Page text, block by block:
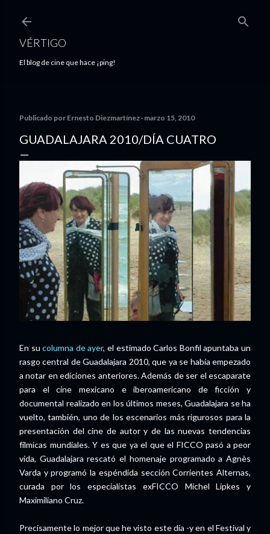
VÉRTIGO
El blog de cine que hace ¡ping!
Publicado por Ernesto Diezmartínez marzo 15, 2010
GUADALAJARA 2010/DÍA CUATRO
En sucolumna de ayer, el estimado Carlos Bonfil apuntaba un
rasgo central de Guadalajara 2010, que ya se había empezado
a notar en ediciones anteriores. Además de ser el escaparate
para el cine mexicano e iberoamericano de ficción y
documental realizado en los últimos meses, Guadalajara se ha
vuelto, también, uno de los escenarios más rigurosos para la
presentación del cine de autor y de las nuevas tendencias
fílmicas mundiales. Y es que ya el que el FICCO pasó a peor
vida, Guadalajara rescató el homenaje programado a Agnès
Varda y programó la espéndida sección Corrientes Alternas,
curada por los especialistas exFICCO Michel Lipkes y
Maximiliano Cruz.
Precisamente lo mejor que he visto este día -y en el Festival y